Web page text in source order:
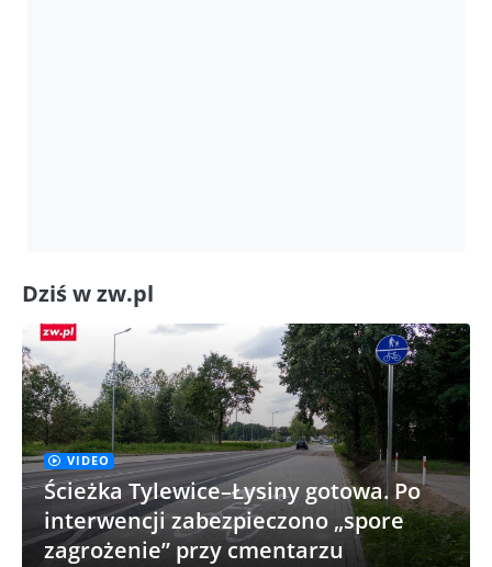
Dziś w zw.pl
VIDEO
Ścieżka Tylewice–Łysiny gotowa. Po
interwencji zabezpieczono „spore
zagrożenie” przy cmentarzu